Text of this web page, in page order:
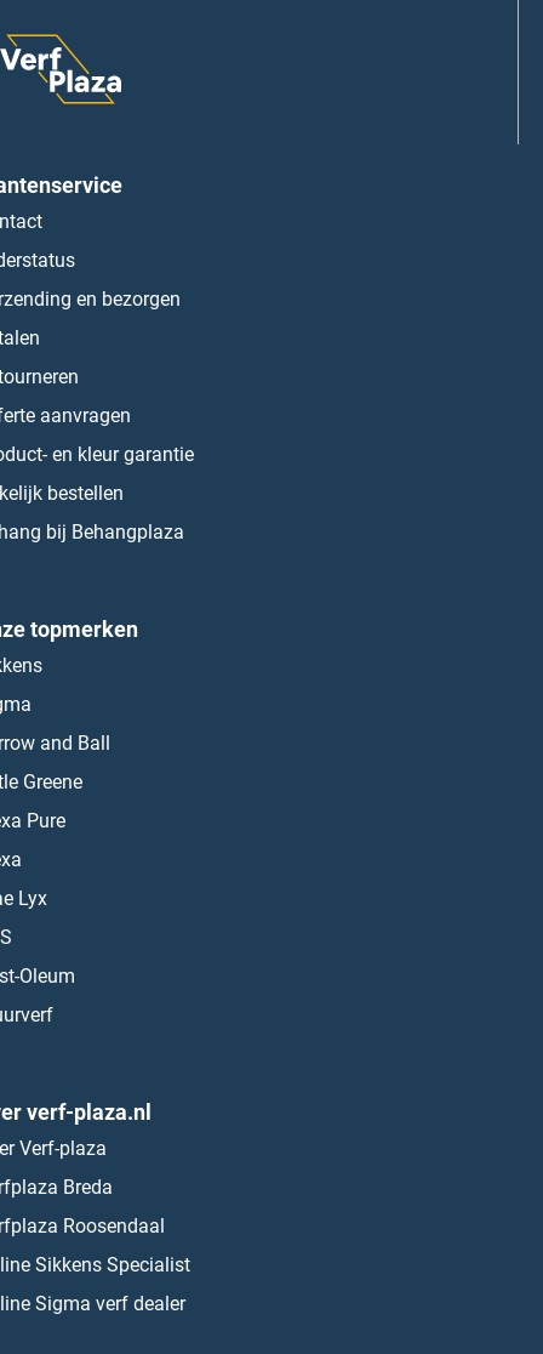
en bezorgen
aanvragen
en kleur garantie
bestellen
bij Behangplaza
topmerken
and Ball
Greene
Pure
Lyx
Oleum
verf-plaza.nl
Verf-plaza
Breda
Roosendaal
Sikkens Specialist
Sigma verf dealer